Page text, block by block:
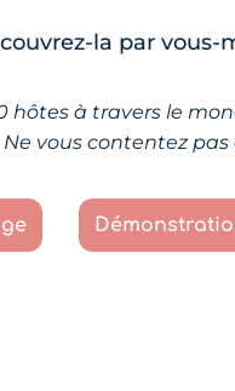
la par vous-
hôtes à travers le
vous contentez pas